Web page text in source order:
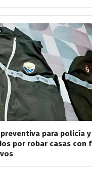
para policía
por robar casas con